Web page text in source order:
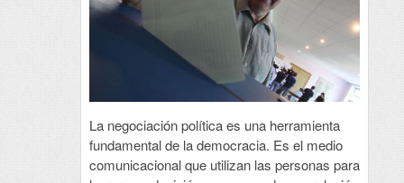
La negociación política es una herramienta
fundamental de la democracia. Es el medio
comunicacional que utilizan las personas para